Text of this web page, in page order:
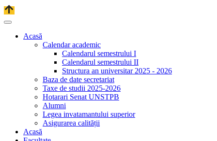
Acasă
Calendar academic
Calendarul semestrului I
Calendarul semestrului II
Structura an universitar 2025 - 2026
Baza de date secretariat
Taxe de studii 2025-2026
Hotarari Senat UNSTPB
Alumni
Legea invatamantului superior
Asigurarea calității
Acasă